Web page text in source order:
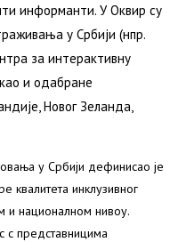
информанти. У Оквир су
у Србији (нпр.
за интерактивну
и одабране
Новог Зеланда,
у Србији дефинисао је
квалитета инклузивног
и националном нивоу.
с представницима